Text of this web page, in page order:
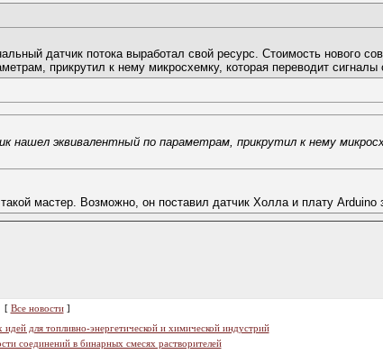
датчик потока выработал свой ресурс. Стоимость нового
прикрутил к нему микросхемку, которая переводит
нашел эквивалентный по параметрам, прикрутил к нему
мастер. Возможно, он поставил датчик Холла и плату
Все новости]
для топливно-энергетической и химической индустрий
соединений в бинарных смесях растворителей